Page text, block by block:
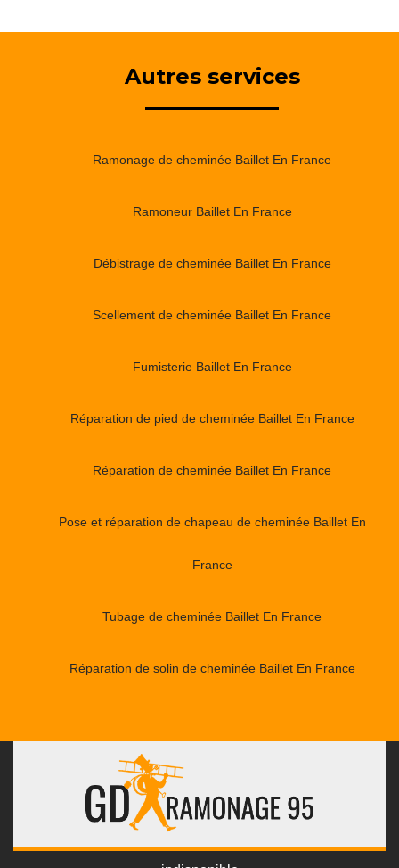
Autres services
Ramonage de cheminée Baillet En France
Ramoneur Baillet En France
Débistrage de cheminée Baillet En France
Scellement de cheminée Baillet En France
Fumisterie Baillet En France
Réparation de pied de cheminée Baillet En France
Réparation de cheminée Baillet En France
Pose et réparation de chapeau de cheminée Baillet En
France
Tubage de cheminée Baillet En France
Réparation de solin de cheminée Baillet En France